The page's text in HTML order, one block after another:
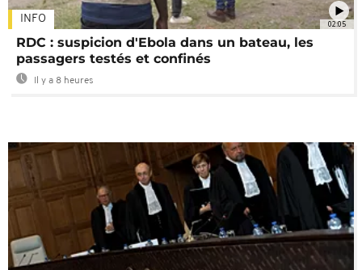
02:05
INFO
RDC : suspicion d'Ebola dans un bateau, les
passagers testés et confinés
Il y a 8 heures